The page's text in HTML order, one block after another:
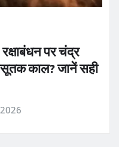
पर चंद्र
सूतक काल? जानें सही